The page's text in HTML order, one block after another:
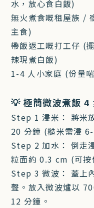
水，放心食白飯)
無火煮食嘅租屋族 /
主食)
帶飯返工嘅打工仔 (
辣現煮白飯)
1-4 人小家庭 (份量
💡 極簡微波煮飯 4
Step 1 浸米： 將米
20 分鐘 (糙米需浸
Step 2 加水： 倒走
粒面約 0.3 cm (可按
Step 3 微波： 蓋上
聲。放入微波爐以
12 分鐘。